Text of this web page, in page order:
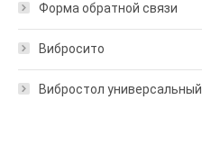
Форма обратной связи
Вибросито
Вибростол универсальный